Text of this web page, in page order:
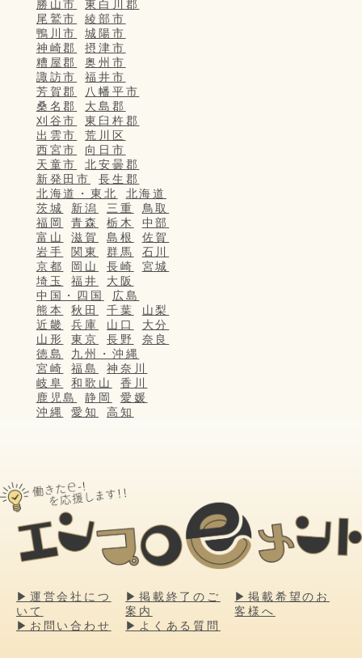
勝山市
東白川郡
尾鷲市
綾部市
鴨川市
城陽市
神崎郡
摂津市
糟屋郡
奥州市
諏訪市
福井市
芳賀郡
八幡平市
桑名郡
大島郡
刈谷市
東臼杵郡
出雲市
荒川区
西宮市
向日市
天童市
北安曇郡
新発田市
長生郡
北海道・東北
北海道
茨城
新潟 三重
鳥取
福岡
青森 栃木
中部
富山
滋賀 島根
佐賀
岩手
関東 群馬
石川
京都
岡山 長崎
宮城
埼玉
福井
大阪
中国・四国
広島
熊本
秋田 千葉
山梨
近畿
兵庫 山口
大分
山形
東京 長野
奈良
徳島
九州・沖縄
宮崎
福島
神奈川
岐阜
和歌山
香川
鹿児島
静岡
愛媛
沖縄
愛知 高知
▶運営会社につ
いて
▶掲載終了のご
案内
▶掲載希望のお
客様へ
▶お問い合わせ
▶よくある質問